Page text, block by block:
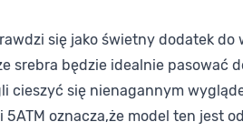
się jako świetny dodatek
srebra będzie idealnie pasować
się nienagannym
oznacza,że model ten jest